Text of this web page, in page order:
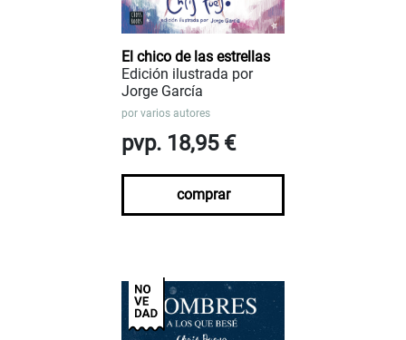
El chico de las estrellas
Edición ilustrada por
Jorge García
por varios autores
pvp. 18,95 €
comprar